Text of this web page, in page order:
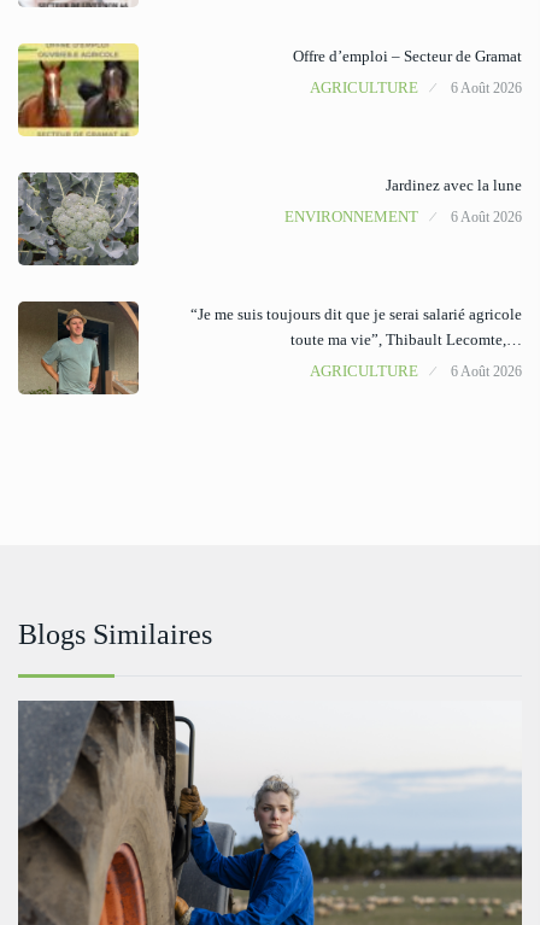
Offre d’emploi – Secteur de Gramat
AGRICULTURE
6 Août 2026
Jardinez avec la lune
ENVIRONNEMENT
6 Août 2026
“Je me suis toujours dit que je serai salarié agricole
toute ma vie”, Thibault Lecomte,…
AGRICULTURE
6 Août 2026
Blogs Similaires